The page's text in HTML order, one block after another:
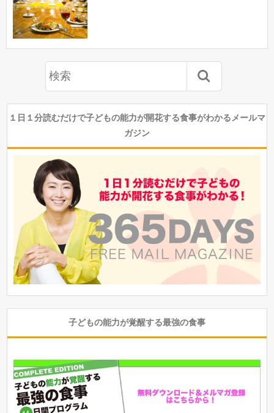
１日１分読むだけで子どもの能力が開花する食事がわかるメールマ
ガジン
子どもの能力が覚醒する最強の食事